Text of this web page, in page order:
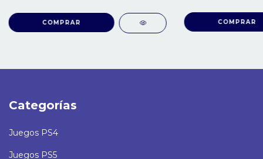
COMPRAR COMPRAR
Categorías
Juegos PS4
Juegos PS5